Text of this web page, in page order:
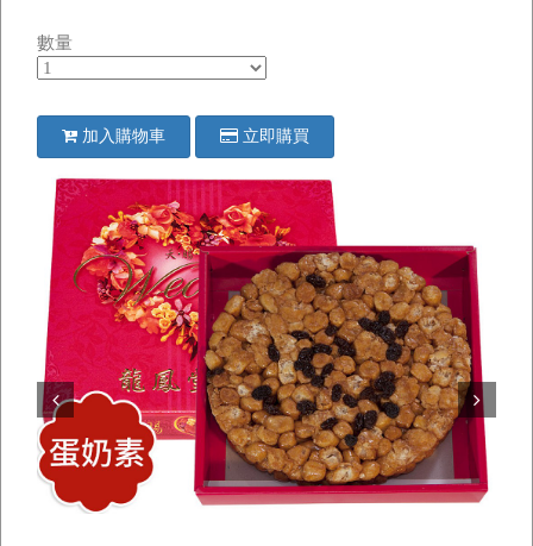
數量
加入購物車 立即購買
Prev Next